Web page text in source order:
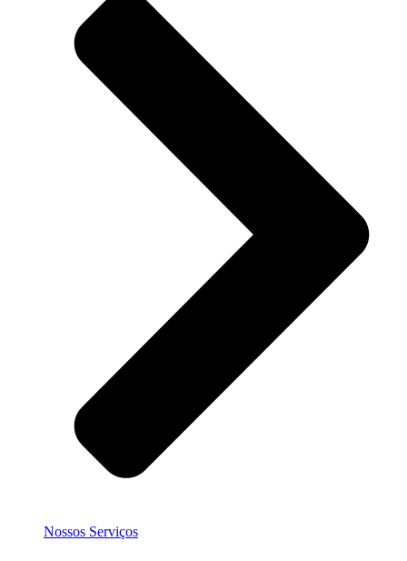
Nossos Serviços